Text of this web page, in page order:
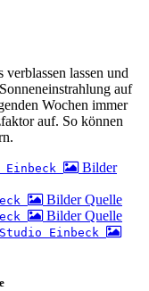
lassen und
auf
Wochen immer
auf. So können
Bilder
Bilder Quelle
Bilder Quelle